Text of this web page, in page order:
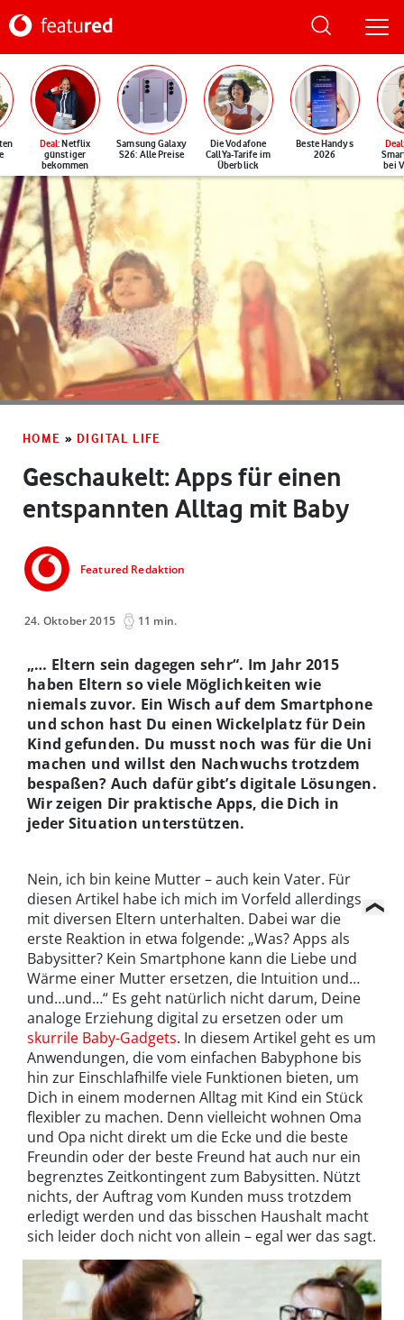
Deal: Netflix
günstiger
bekommen
Samsung Galaxy
S26: Alle Preise
Die Vodafone
CallYa-Tarife im
Überblick
Beste Handys
2026
Deal
bei
HOME » DIGITAL LIFE
Geschaukelt: Apps für einen
entspannten Alltag mit Baby
Featured Redaktion
24. Oktober 2015 11 min.
„… Eltern sein dagegen sehr“. Im Jahr 2015
haben Eltern so viele Möglichkeiten wie
niemals zuvor. Ein Wisch auf dem Smartphone
und schon hast Du einen Wickelplatz für Dein
Kind gefunden. Du musst noch was für die Uni
machen und willst den Nachwuchs trotzdem
bespaßen? Auch dafür gibt’s digitale Lösungen.
Wir zeigen Dir praktische Apps, die Dich in
jeder Situation unterstützen.
Nein, ich bin keine Mutter – auch kein Vater. Für
diesen Artikel habe ich mich im Vorfeld allerdings
mit diversen Eltern unterhalten. Dabei war die
erste Reaktion in etwa folgende: „Was? Apps als
Babysitter? Kein Smartphone kann die Liebe und
Wärme einer Mutter ersetzen, die Intuition und…
und…und…“ Es geht natürlich nicht darum, Deine
analoge Erziehung digital zu ersetzen oder um
skurrile Baby-Gadgets. In diesem Artikel geht es um
Anwendungen, die vom einfachen Babyphone bis
hin zur Einschlafhilfe viele Funktionen bieten, um
Dich in einem modernen Alltag mit Kind ein Stück
flexibler zu machen. Denn vielleicht wohnen Oma
und Opa nicht direkt um die Ecke und die beste
Freundin oder der beste Freund hat auch nur ein
begrenztes Zeitkontingent zum Babysitten. Nützt
nichts, der Auftrag vom Kunden muss trotzdem
erledigt werden und das bisschen Haushalt macht
sich leider doch nicht von allein – egal wer das sagt.